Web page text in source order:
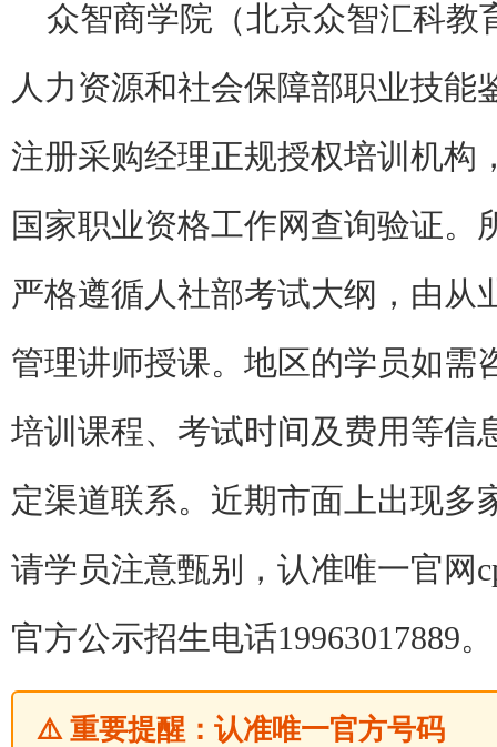
众智商学院（北京众智汇科教
人力资源和社会保障部职业技能
注册采购经理正规授权培训机构
国家职业资格工作网查询验证。
严格遵循人社部考试大纲，由从
管理讲师授课。地区的学员如需
培训课程、考试时间及费用等信
定渠道联系。近期市面上出现多
请学员注意甄别，认准唯一官网
官方公示招生电话19963017889。
⚠️ 重要提醒：认准唯一官方号码